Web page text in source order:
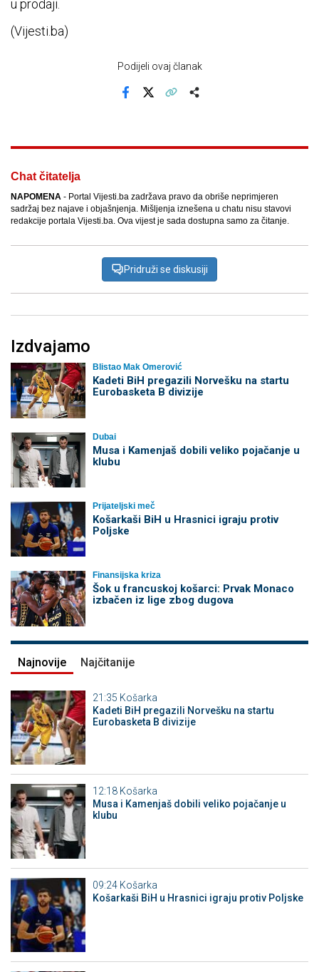
u prodaji.
(Vijesti.ba)
Podijeli ovaj članak
Chat čitatelja
NAPOMENA - Portal Vijesti.ba zadržava pravo da obriše neprimjeren
sadržaj bez najave i objašnjenja. Mišljenja iznešena u chatu nisu stavovi
redakcije portala Vijesti.ba. Ova vijest je sada dostupna samo za čitanje.
Pridruži se diskusiji
Izdvajamo
Blistao Mak Omerović
Kadeti BiH pregazili Norvešku na startu
Eurobasketa B divizije
Dubai
Musa i Kamenjaš dobili veliko pojačanje u
klubu
Prijateljski meč
Košarkaši BiH u Hrasnici igraju protiv
Poljske
Finansijska kriza
Šok u francuskoj košarci: Prvak Monaco
izbačen iz lige zbog dugova
Najnovije Najčitanije
21:35 Košarka
Kadeti BiH pregazili Norvešku na startu
Eurobasketa B divizije
12:18 Košarka
Musa i Kamenjaš dobili veliko pojačanje u
klubu
09:24 Košarka
Košarkaši BiH u Hrasnici igraju protiv Poljske